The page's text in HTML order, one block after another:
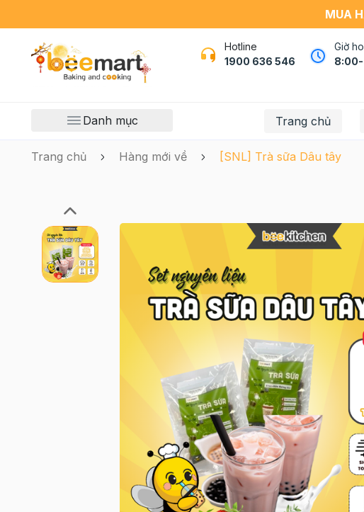
MUA
Hotline
1900 636 546
Giờ
8:00-
Danh mục Trang chủ
Trang chủ Hàng mới về [SNL] Trà sữa Dâu tây